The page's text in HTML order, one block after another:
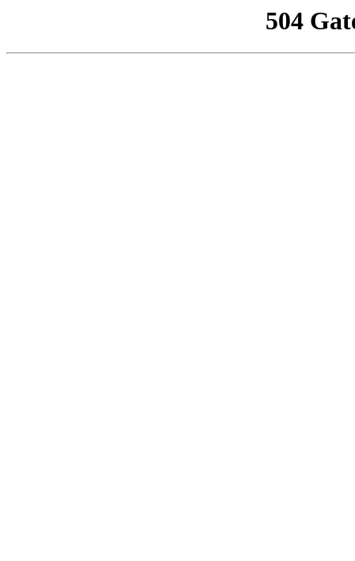
504